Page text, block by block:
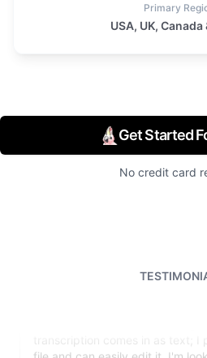
Primary
USA, UK,
Get Started
No credit card
I just tried out a sample, and
file and can easily edit it. I'm